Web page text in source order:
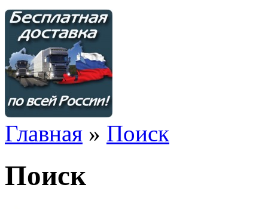
Главная » Поиск
Поиск